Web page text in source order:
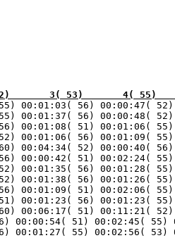
2( 52)       3( 53)
56) 00:00:47( 52)
00:01:37( 56) 00:00:48(
00:01:08( 51) 00:01:06(
00:01:06( 56) 00:01:09(
00:04:34( 52) 00:00:40(
00:00:42( 51) 00:02:24(
00:01:35( 56) 00:01:28(
00:01:38( 56) 00:01:26(
00:01:09( 51) 00:02:06(
00:01:23( 56) 00:01:23(
00:06:17( 51) 00:11:21(
00:00:54( 51) 00:02:45(
00:01:27( 55) 00:02:56( 53)